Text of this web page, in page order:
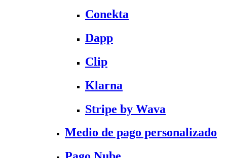
Conekta
Dapp
Clip
Klarna
Stripe by Wava
Medio de pago personalizado